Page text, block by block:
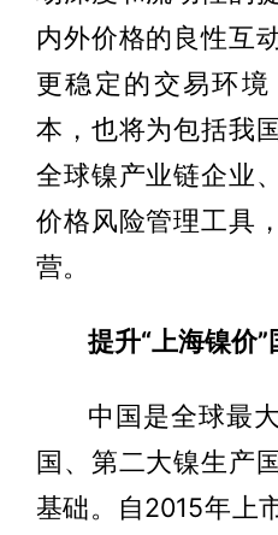
内外价格的良性互
更稳定的交易环
本，也将为包括我
全球镍产业链企业
价格风险管理工具
营。
提升“上海镍价
中国是全球最
国、第二大镍生产
基础。自2015年上